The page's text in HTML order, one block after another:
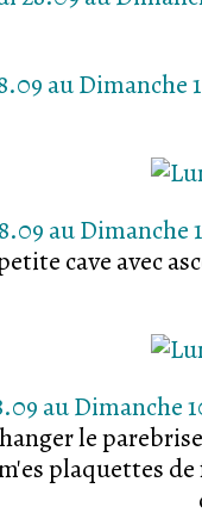
cave avec
le
plaquettes